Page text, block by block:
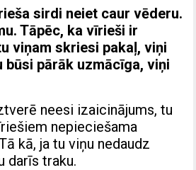
sirdi neiet caur vēderu.
Tāpēc, ka vīrieši ir
viņam skriesi pakaļ, viņi
pārāk uzmācīga, viņi
neesi izaicinājums, tu
nepieciešama
kā, ja tu viņu nedaudz
darīs traku.